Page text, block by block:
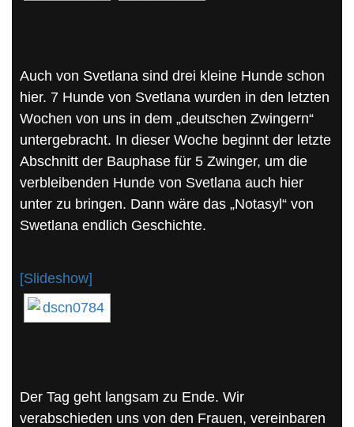
Auch von Svetlana sind drei kleine Hunde schon
hier. 7 Hunde von Svetlana wurden in den letzten
Wochen von uns in dem „deutschen Zwingern“
untergebracht. In dieser Woche beginnt der letzte
Abschnitt der Bauphase für 5 Zwinger, um die
verbleibenden Hunde von Svetlana auch hier
unter zu bringen. Dann wäre das „Notasyl“ von
Swetlana endlich Geschichte.
[Slideshow]
Der Tag geht langsam zu Ende. Wir
verabschieden uns von den Frauen, vereinbaren